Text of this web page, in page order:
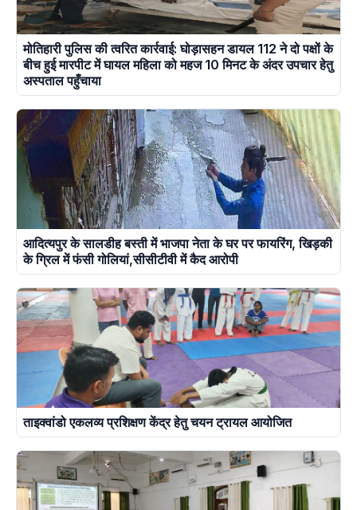
मोतिहारी पुलिस की त्वरित कार्रवाई: घोड़ासहन डायल 112 ने दो पक्षों के
बीच हुई मारपीट में घायल महिला को महज 10 मिनट के अंदर उपचार हेतु
अस्पताल पहुँचाया
आदित्यपुर के सालडीह बस्ती में भाजपा नेता के घर पर फायरिंग, खिड़की
के ग्रिल में फंसी गोलियां,सीसीटीवी में कैद आरोपी
ताइक्वांडो एकलव्य प्रशिक्षण केंद्र हेतु चयन ट्रायल आयोजित